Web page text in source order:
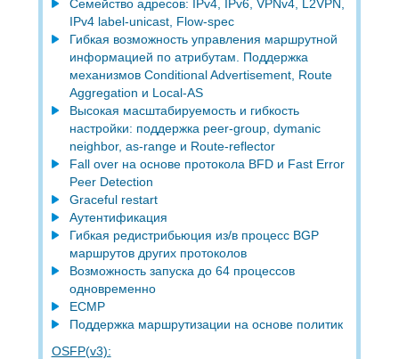
Семейство адресов: IPv4, IPv6, VPNv4, L2VPN,
IPv4 label-unicast, Flow-spec
Гибкая возможность управления маршрутной
информацией по атрибутам. Поддержка
механизмов Сonditional Advertisement, Route
Aggregation и Local-AS
Высокая маcштабируемость и гибкость
настройки: поддержка peer-group, dymanic
neighbor, as-range и Route-reflector
Fall over на основе протокола BFD и Fast Error
Peer Detection
Graceful restart
Аутентификация
Гибкая редистрибьюция из/в процесс BGP
маршрутов других протоколов
Возможность запуска до 64 процессов
одновременно
ECMP
Поддержка маршрутизации на основе политик
OSFP(v3):